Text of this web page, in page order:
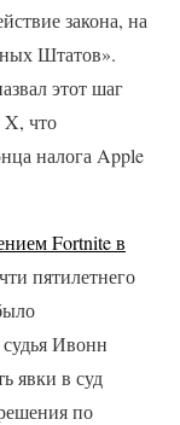
закона, на
Штатов».
этот шаг
X, что
налога Apple
Fortnite в
пятилетнего
Ивонн
явки в суд
по